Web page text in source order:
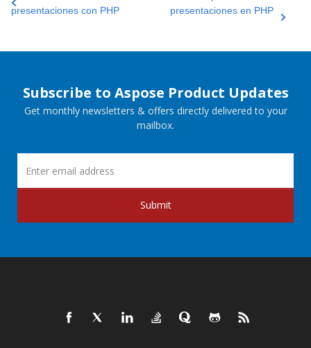
presentaciones con PHP
presentaciones en PHP
Subscribe to Aspose Product Updates
Get monthly newsletters & offers directly delivered to your
mailbox.
Submit